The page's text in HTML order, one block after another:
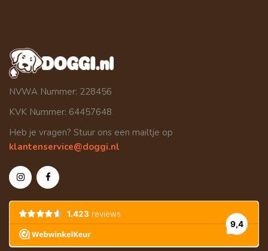
NVWA Nummer: 228456
KVK Nummer: 64457648
Heb je vragen? Stuur ons een mailtje op
klantenservice@doggi.nl